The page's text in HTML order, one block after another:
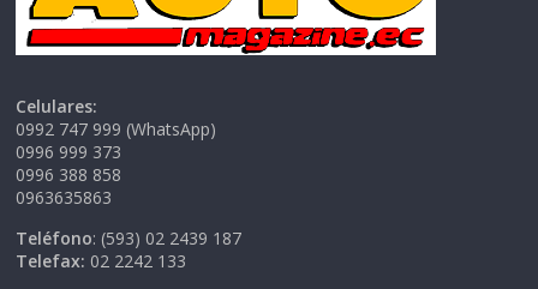
Celulares:
0992 747 999 (WhatsApp)
0996 999 373
0996 388 858
0963635863
Teléfono: (593) 02 2439 187
Telefax: 02 2242 133